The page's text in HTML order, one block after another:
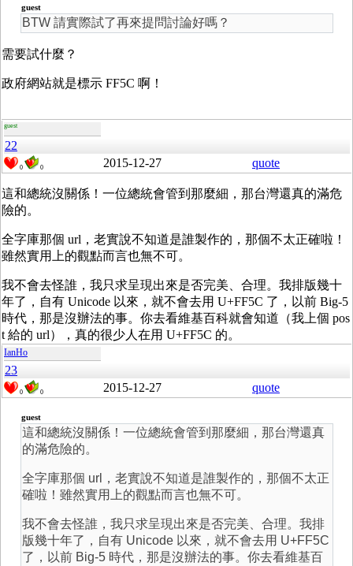
guest
BTW 請實際試了再來提問討論好嗎？
需要試什麼？
政府網站就是標示 FF5C 啊！
guest
22
0 0 2015-12-27 quote
這和總統沒關係！一位總統會管到那麼細，那台灣還真的滿危
險的。
全字庫那個 url，老實說不知道是誰製作的，那個不太正確啦！
雖然實用上的觀點而言也無不可。
我不會去怪誰，我只求呈現出來是否完美、合理。我排版幾十
年了，自有 Unicode 以來，就不會去用 U+FF5C 了，以前 Big-5
時代，那是沒辦法的事。你去看維基百科就會知道（我上個 pos
t 給的 url），真的很少人在用 U+FF5C 的。
IanHo
23
0 0 2015-12-27 quote
guest
這和總統沒關係！一位總統會管到那麼細，那台灣還真
的滿危險的。
全字庫那個 url，老實說不知道是誰製作的，那個不太正
確啦！雖然實用上的觀點而言也無不可。
我不會去怪誰，我只求呈現出來是否完美、合理。我排
版幾十年了，自有 Unicode 以來，就不會去用 U+FF5C
了，以前 Big-5 時代，那是沒辦法的事。你去看維基百